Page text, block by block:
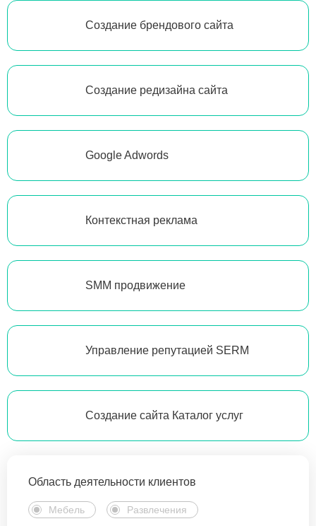
Создание брендового сайта
Создание редизайна сайта
Google Adwords
Контекстная реклама
SMM продвижение
Управление репутацией SERM
Создание сайта Каталог услуг
Область деятельности клиентов
Мебель Развлечения